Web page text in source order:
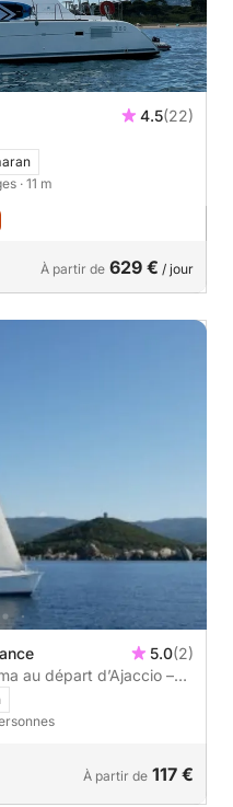
4.5(22)
· 11 m
À partir de 629 € / jour
5.0(2)
au départ d’Ajaccio –
À partir de 117 €